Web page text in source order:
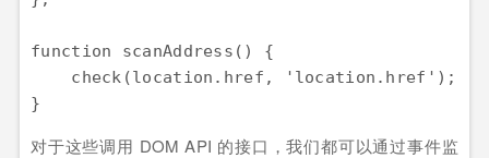
function scanAddress() {
    check(location.href, 'location.href');
对于这些调用 DOM API 的接口，我们都可以通过事件监